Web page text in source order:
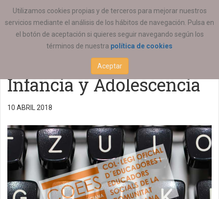
Utilizamos cookies propias y de terceros para mejorar nuestros
servicios mediante el análisis de los hábitos de navegación. Pulsa en
el botón de aceptación si quieres seguir navegando según los
términos de nuestra política de cookies
Aceptar
ESTÁ AQUÍ: ACTUALIDAD
Llamamiento para la
Dirección General de
Infancia y Adolescencia
10 ABRIL 2018